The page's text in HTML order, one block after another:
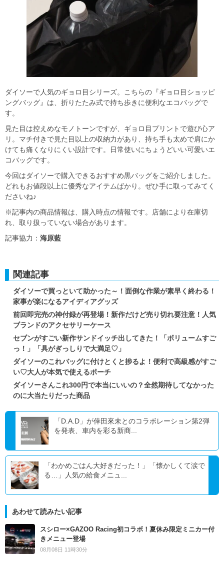
ダイソーで人気のギョロ目シリーズ。こちらの『ギョロ目ショッピ
ングバッグ』は、折りたたみ式で持ち歩きに便利なエコバッグで
す。
見た目は控えめなモノトーンですが、ギョロ目プリントで遊び心ア
リ。マチ付きで見た目以上の収納力があり、持ち手も太めで肩にか
けても痛くなりにくい設計です。日常使いにちょうどいい可愛いエ
コバッグです。
今回はダイソーで購入できるおすすめ黒バッグをご紹介しました。
どれもお値段以上に優秀なアイテムばかり。ぜひ手に取ってみてく
ださいね♪
※記事内の商品情報は、購入時点の情報です。店舗により在庫切
れ、取り扱っていない場合があります。
記事協力： 海原藍
関連記事
ダイソーで買っといて助かった～！面倒な作業が素早く終わる！
家事が楽になるアイディアグッズ
前回即完売の神付録が再登場！新作だけど売り切れ要注意！人気
ブランドのアクセサリーケース
セブンがすごい新作サンドイッチ出してきた！「ボリュームすご
っ！」「具がぎっしりで大満足♡」
ダイソーのこれバッグに付けとくと捗るよ！便利で高級感がすご
い♡大人が本気で使えるポーチ
ダイソーさんこれ300円で本当にいいの？全然期待してなかった
のに大当たりだった商品
「D.A.D」が倖田來未とのコラボレーション第2弾
を発表、車内を彩る新商...
「わかめごはん大好きだった！」「懐かしくて涙で
る…」人気の給食メニュ...
あわせて読みたい記事
スシロー×GAZOO Racing初コラボ！夏休み限定ミニカー付
きメニュー登場
08月08日 11時30分